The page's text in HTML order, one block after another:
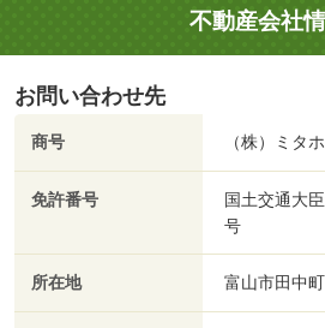
不動産会社
お問い合わせ先
商号 （株）ミタ
免許番号
国土交通大
号
所在地 富山市田中